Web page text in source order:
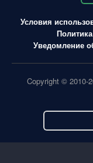
Условия
Уведомление
Copyright © 2010-